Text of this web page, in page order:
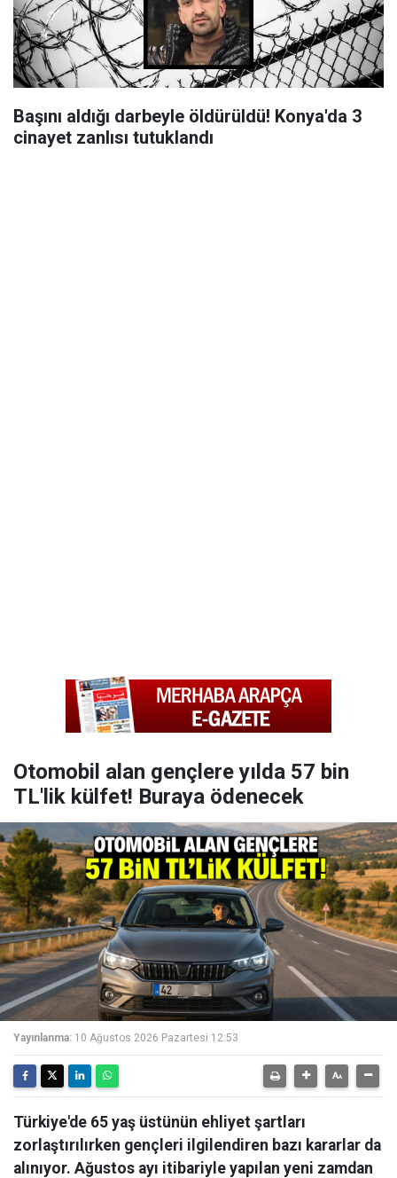
Başını aldığı darbeyle öldürüldü! Konya'da 3
cinayet zanlısı tutuklandı
Otomobil alan gençlere yılda 57 bin
TL'lik külfet! Buraya ödenecek
Yayınlanma: 10 Ağustos 2026 Pazartesi 12:53
Türkiye'de 65 yaş üstünün ehliyet şartları
zorlaştırılırken gençleri ilgilendiren bazı kararlar da
alınıyor. Ağustos ayı itibariyle yapılan yeni zamdan